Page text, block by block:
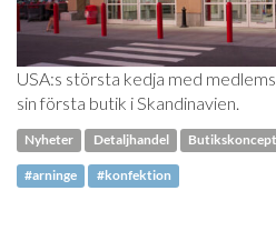
USA:s största kedja med
sin första butik i Skandinavien.
Nyheter Detaljhandel Butikskoncept
#arninge #konfektion